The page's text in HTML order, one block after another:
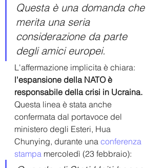
Questa è una domanda che
merita una seria
considerazione da parte
degli amici europei.
L'affermazione implicita è chiara:
l'espansione della NATO è
responsabile della crisi in Ucraina.
Questa linea è stata anche
confermata dal portavoce del
ministero degli Esteri, Hua
Chunying, durante una conferenza
stampa mercoledì (23 febbraio):